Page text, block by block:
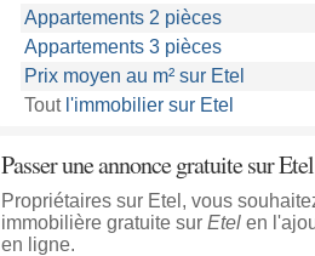
Appartements 2 pièces
Appartements 3 pièces
Prix moyen au m² sur Etel
Tout l'immobilier sur Etel
Passer une annonce gratuite sur Etel
Propriétaires sur Etel, vous
immobilière gratuite sur Etelen
en ligne.